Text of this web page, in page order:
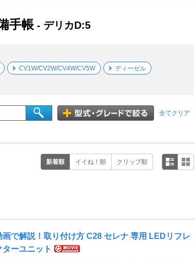
手帳 - デリカD:5
CV1W/CV2W/CV4W/CV5W ディーゼル
全てクリア
新着順 イイね！順 クリップ順
画で解説！取り付け方 C28 セレナ 専用 LEDリフレ
ターユニット